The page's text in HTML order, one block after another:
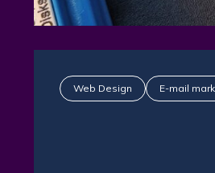
Web Design E-mail